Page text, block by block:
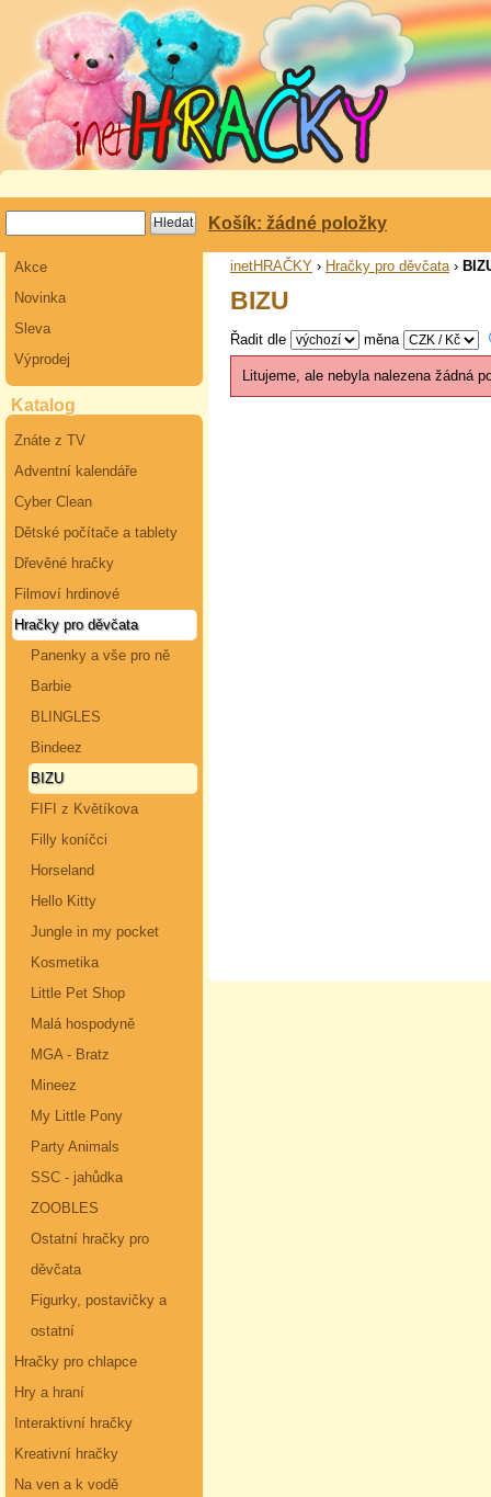
Košík: žádné položky
Akce
Novinka
Sleva
Výprodej
Katalog
Znáte z TV
Adventní kalendáře
Cyber Clean
Dětské počítače a tablety
Dřevěné hračky
Filmoví hrdinové
Hračky pro děvčata
Panenky a vše pro ně
Barbie
BLINGLES
Bindeez
BIZU
FIFI z Květíkova
Filly koníčci
Horseland
Hello Kitty
Jungle in my pocket
Kosmetika
Little Pet Shop
Malá hospodyně
MGA - Bratz
Mineez
My Little Pony
Party Animals
SSC - jahůdka
ZOOBLES
Ostatní hračky pro
děvčata
Figurky, postavičky a
ostatní
Hračky pro chlapce
Hry a hraní
Interaktivní hračky
Kreativní hračky
Na ven a k vodě
inetHRAČKY › Hračky pro děvčata›
BIZU
Řadit dle měna
Litujeme, ale nebyla nalezena žádná